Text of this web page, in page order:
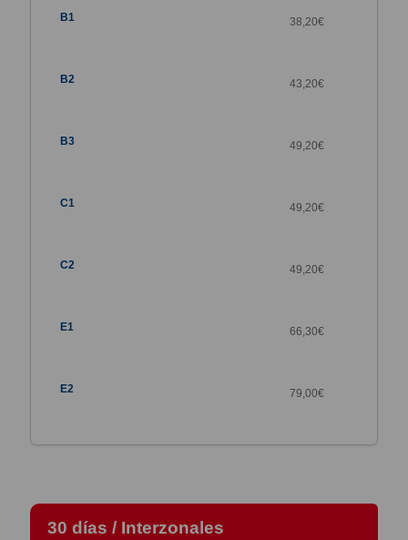
38,20€
43,20€
49,20€
49,20€
49,20€
66,30€
79,00€
30 días / Interzonales